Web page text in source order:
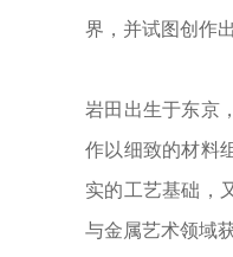
界，并试图创作
岩田出生于东京
作以细致的材料
实的工艺基础，
与金属艺术领域